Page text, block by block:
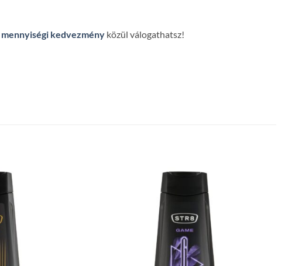
mennyiségi kedvezmény közül válogathatsz!